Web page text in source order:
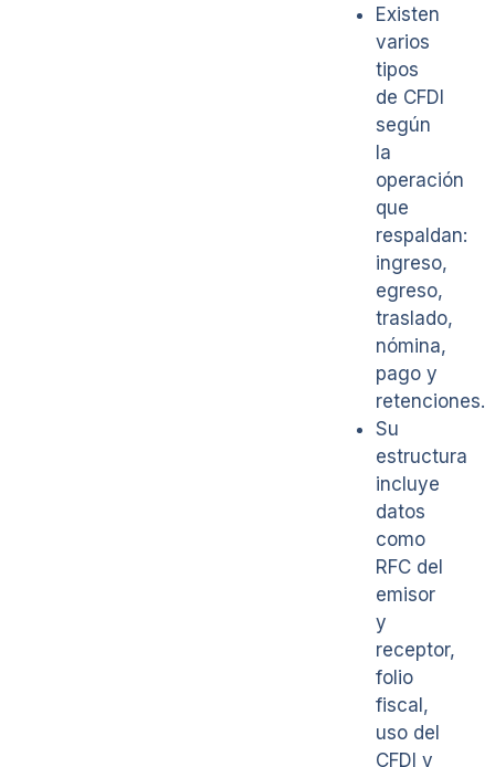
Existen
varios
tipos
de CFDI
según
la
operación
que
respaldan:
ingreso,
egreso,
traslado,
nómina,
pago y
retenciones.
Su
estructura
incluye
datos
como
RFC del
emisor
y
receptor,
folio
fiscal,
uso del
CFDI y